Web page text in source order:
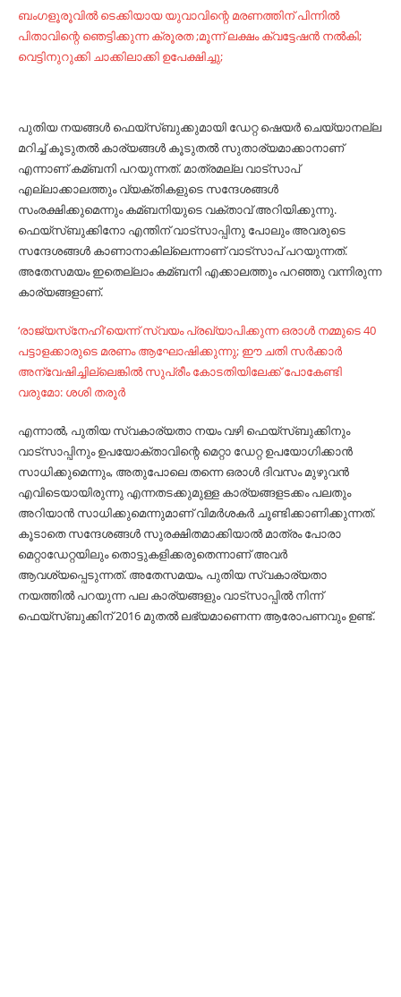
ബംഗളൂരൂവിൽ ടെക്കിയായ യുവാവിന്റെ മരണത്തിന് പിന്നിൽ
പിതാവിന്റെ ഞെട്ടിക്കുന്ന ക്രൂരത ;മൂന്ന് ലക്ഷം ക്വട്ടേഷൻ നൽകി;
വെട്ടിനുറുക്കി ചാക്കിലാക്കി ഉപേക്ഷിച്ചു;
പുതിയ നയങ്ങള്‍ ഫെയ്‌സ്ബുക്കുമായി ഡേറ്റ ഷെയര്‍ ചെയ്യാനല്ല
മറിച്ച്‌ കൂടുതല്‍ കാര്യങ്ങള്‍ കൂടുതല്‍ സുതാര്യമാക്കാനാണ്
എന്നാണ് കമ്ബനി പറയുന്നത്. മാത്രമല്ല വാട്‌സാപ്
എല്ലാക്കാലത്തും വ്യക്തികളുടെ സന്ദേശങ്ങള്‍
സംരക്ഷിക്കുമെന്നും കമ്ബനിയുടെ വക്താവ് അറിയിക്കുന്നു.
ഫെയ്‌സ്ബുക്കിനോ എന്തിന് വാട്‌സാപ്പിനു പോലും അവരുടെ
സന്ദേശങ്ങള്‍ കാണാനാകില്ലെന്നാണ് വാട്‌സാപ് പറയുന്നത്.
അതേസമയം ഇതെല്ലാം കമ്ബനി എക്കാലത്തും പറഞ്ഞു വന്നിരുന്ന
കാര്യങ്ങളാണ്.
‘രാജ്യസ്‌നേഹി’യെന്ന് സ്വയം പ്രഖ്യാപിക്കുന്ന ഒരാൾ നമ്മുടെ 40
പട്ടാളക്കാരുടെ മരണം ആഘോഷിക്കുന്നു; ഈ ചതി സർക്കാർ
അന്വേഷിച്ചില്ലെങ്കിൽ സുപ്രീം കോടതിയിലേക്ക് പോകേണ്ടി
വരുമോ: ശശി തരൂർ
എന്നാല്‍, പുതിയ സ്വകാര്യതാ നയം വഴി ഫെയ്‌സ്ബുക്കിനും
വാട്‌സാപ്പിനും ഉപയോക്താവിന്റെ മെറ്റാ ഡേറ്റ ഉപയോഗിക്കാന്‍
സാധിക്കുമെന്നും, അതുപോലെ തന്നെ ഒരാള്‍ ദിവസം മുഴുവന്‍
എവിടെയായിരുന്നു എന്നതടക്കുമുള്ള കാര്യങ്ങളടക്കം പലതും
അറിയാന്‍ സാധിക്കുമെന്നുമാണ് വിമര്‍ശകര്‍ ചൂണ്ടിക്കാണിക്കുന്നത്.
കൂടാതെ സന്ദേശങ്ങള്‍ സുരക്ഷിതമാക്കിയാല്‍ മാത്രം പോരാ
മെറ്റാഡേറ്റയിലും തൊട്ടുകളിക്കരുതെന്നാണ് അവര്‍
ആവശ്യപ്പെടുന്നത്. അതേസമയം, പുതിയ സ്വകാര്യതാ
നയത്തില്‍ പറയുന്ന പല കാര്യങ്ങളും വാട്‌സാപ്പില്‍ നിന്ന്
ഫെയ്‌സ്ബുക്കിന് 2016 മുതല്‍ ലഭ്യമാണെന്ന ആരോപണവും ഉണ്ട്.